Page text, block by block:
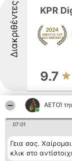
ΑΕΤΟΊ
07:01
Γεια σας.
κλικ στο
Διακριθέντες KPR
9.7
Διακριθέντες